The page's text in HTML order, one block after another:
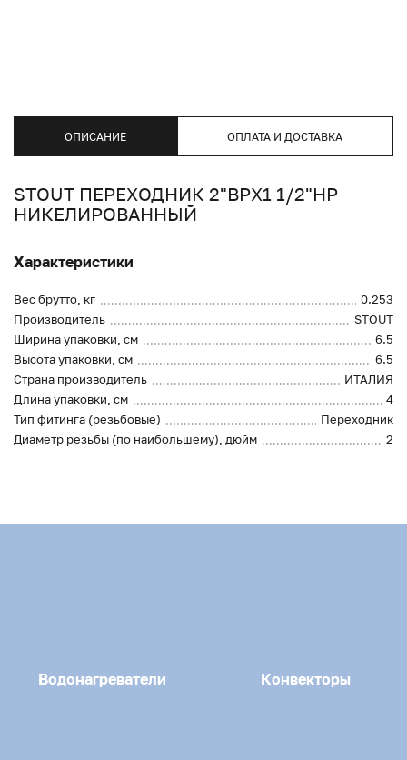
ОПИСАНИЕ ОПЛАТА И ДОСТАВКА
STOUT ПЕРЕХОДНИК 2"ВРX1 1/2"НР
НИКЕЛИРОВАННЫЙ
Характеристики
Вес брутто, кг
0.253
Производитель
STOUT
Ширина упаковки, см
6.5
Высота упаковки, см
6.5
Страна производитель
ИТАЛИЯ
Длина упаковки, см
4
Тип фитинга (резьбовые)
Переходник
Диаметр резьбы (по наибольшему), дюйм
2
Водонагреватели Конвекторы